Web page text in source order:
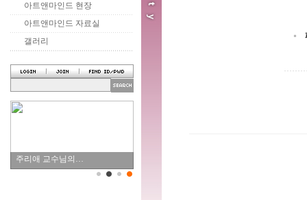
아트앤마인드 현장
아트앤마인드 자료실
갤러리
주리애 교수님의…